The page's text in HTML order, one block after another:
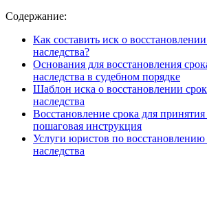
Содержание:
Как составить иск о
наследства?
Основания для восстановления
наследства в судебном порядке
Шаблон иска о восстановлении
наследства
Восстановление срока для принятия
пошаговая инструкция
Услуги юристов по восстановлению
наследства